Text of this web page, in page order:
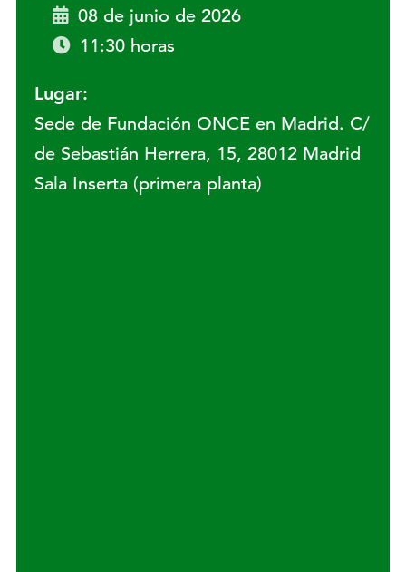
08 de junio de 2026
11:30 horas
Lugar:
Sede de Fundación ONCE en Madrid. C/
de Sebastián Herrera, 15, 28012 Madrid
Sala Inserta (primera planta)